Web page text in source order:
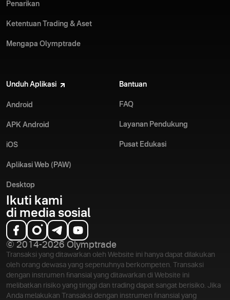
Penarikan
Ketentuan Trading & Aset
Mengapa Olymptrade
Unduh Aplikasi
Android
APK Android
iOS
Aplikasi Web (PAW)
Desktop
Bantuan
FAQ
Layanan Pendukung
Pusat Edukasi
Ikuti kami
di media sosial
© 2014-2026 Olymptrade
Transaksi yang ditawarkan oleh Website ini hanya dapat dilakukan
oleh orang dewasa yang sepenuhnya berkompeten. Transaksi
dengan instrumen finansial yang ditawarkan di Website ini
melibatkan risiko yang tinggi dan trading dapat sangat berisiko. Jika
Anda melakukan Transaksi dengan instrumen finansial yang